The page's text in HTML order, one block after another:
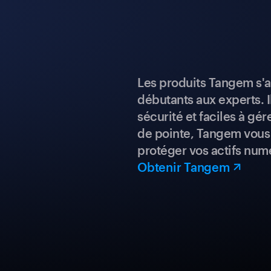
Les produits Tangem
débutants aux experts.
sécurité et faciles à
de pointe, Tangem
protéger vos actifs
Obtenir Tangem